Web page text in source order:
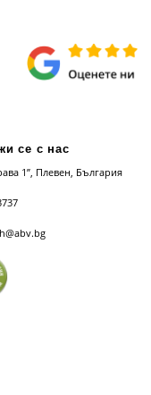
се с нас
1”, Плевен, България